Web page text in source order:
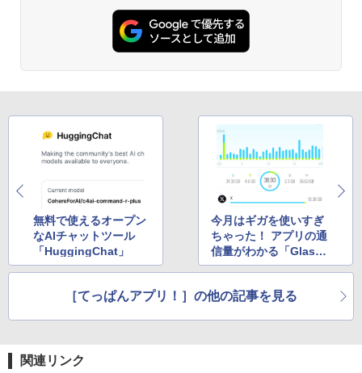
無料で使えるオープン
なAIチャットツール
「HuggingChat」
今月はギガを使いすぎ
ちゃった！ アプリの通
信量がわかる「Glass
Wire」で対策を
［てっぱんアプリ！］の他の記事を見る
関連リンク